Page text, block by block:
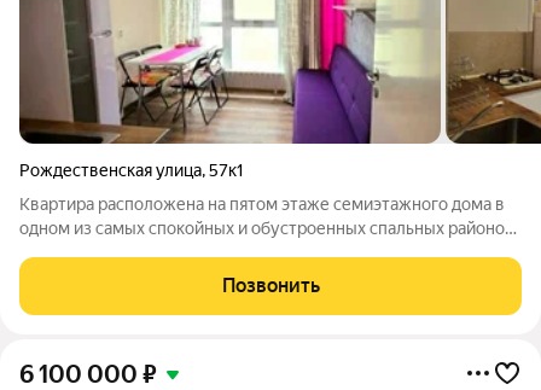
Рождественская улица,57к1
Квартира расположена на пятом этаже семиэтажного дома в
одном из самых спокойных и обустроенных спальных районов
комфортной жизни: в шаговой доступности находятся
супермаркеты, кафе, пункты выдачи
Позвонить
6 100 000 ₽